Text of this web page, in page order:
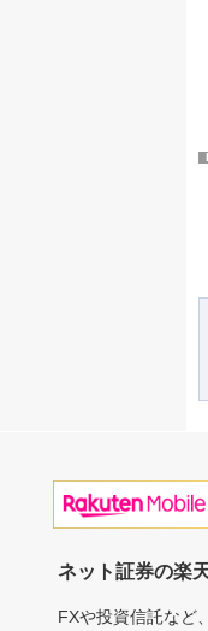
ネット証券の楽
FXや投資信託など